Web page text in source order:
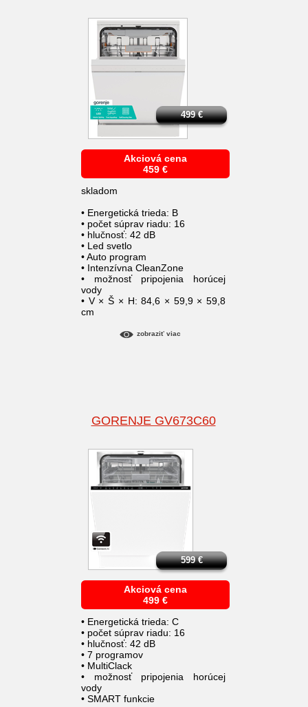
Akciová cena
459 €
skladom
• Energetická trieda: B
• počet súprav riadu: 16
• hlučnosť: 42 dB
• Led svetlo
• Auto program
• Intenzívna CleanZone
• možnosť pripojenia horúcej
vody
• V × Š × H: 84,6 × 59,9 × 59,8
cm
499€
zobraziť viac
GORENJE GV673C60
Akciová cena
499 €
• Energetická trieda: C
• počet súprav riadu: 16
• hlučnosť: 42 dB
• 7 programov
• MultiClack
• možnosť pripojenia horúcej
vody
• SMART funkcie
599€